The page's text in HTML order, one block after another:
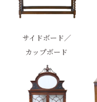
サイドボード／
カップボード